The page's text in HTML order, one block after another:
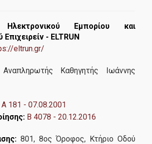
Ηλεκτρονικού Εμπορίου και
- ELTRUN
eltrun.gr/
Καθηγητής Ιωάννης
A 181 - 07.08.2001
Β 4078 - 20.12.2016
801, 8ος Όροφος, Κτήριο Οδού